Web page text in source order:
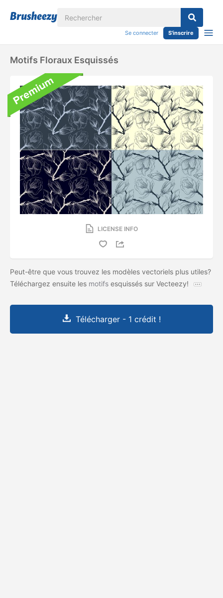
Se connecter S'inscrire
Motifs Floraux Esquissés
LICENSE INFO
Peut-être que vous trouvez les modèles vectoriels plus utiles?
Téléchargez ensuite les motifs esquissés sur Vecteezy!
Télécharger - 1 crédit !